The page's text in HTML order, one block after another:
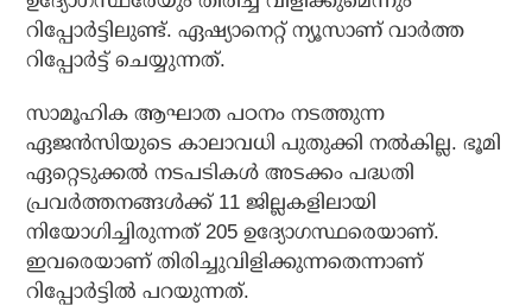
റിപ്പോര്‍ട്ടിലുണ്ട്. ഏഷ്യാനെറ്റ് ന്യൂസാണ് വാര്‍ത്ത
റിപ്പോര്‍ട്ട് ചെയ്യുന്നത്.
സാമൂഹിക ആഘാത പഠനം നടത്തുന്ന
ഏജന്‍സിയുടെ കാലാവധി പുതുക്കി നല്‍കില്ല. ഭൂമി
ഏറ്റെടുക്കല്‍ നടപടികള്‍ അടക്കം പദ്ധതി
പ്രവര്‍ത്തനങ്ങള്‍ക്ക് 11 ജില്ലകളിലായി
നിയോഗിച്ചിരുന്നത് 205 ഉദ്യോഗസ്ഥരെയാണ്.
ഇവരെയാണ് തിരിച്ചുവിളിക്കുന്നതെന്നാണ്
റിപ്പോര്‍ട്ടില്‍ പറയുന്നത്.